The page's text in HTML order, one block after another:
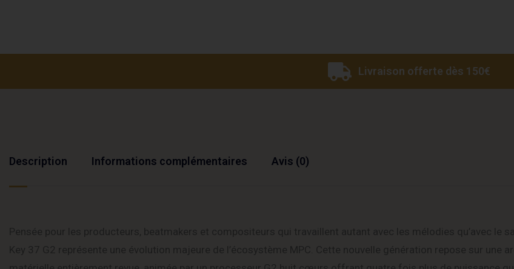
Livraison offerte dès 150€
Description Informations complémentaires Avis (0)